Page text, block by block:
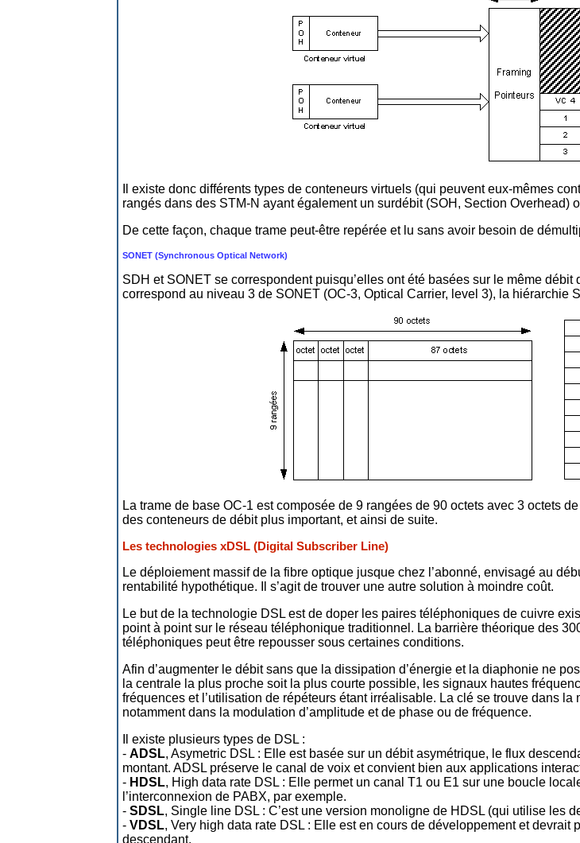
Il existe donc différents types de conteneurs virtuels (qui peuvent eux-mêmes
rangés dans des STM-N ayant également un surdébit (SOH, Section Overhead)
De cette façon, chaque trame peut-être repérée et lu sans avoir besoin de
SONET (Synchronous Optical Network)
SDH et SONET se correspondent puisqu’elles ont été basées sur le même
correspond au niveau 3 de SONET (OC-3, Optical Carrier, level 3), la hiérarchie
La trame de base OC-1 est composée de 9 rangées de 90 octets avec 3 octets
des conteneurs de débit plus important, et ainsi de suite.
Les technologies xDSL (Digital Subscriber Line)
Le déploiement massif de la fibre optique jusque chez l’abonné, envisagé au
rentabilité hypothétique. Il s’agit de trouver une autre solution à moindre coût.
Le but de la technologie DSL est de doper les paires téléphoniques de cuivre
point à point sur le réseau téléphonique traditionnel. La barrière théorique des
téléphoniques peut être repousser sous certaines conditions.
Afin d’augmenter le débit sans que la dissipation d’énergie et la diaphonie ne
la centrale la plus proche soit la plus courte possible, les signaux hautes
fréquences et l’utilisation de répéteurs étant irréalisable. La clé se trouve dans
notamment dans la modulation d’amplitude et de phase ou de fréquence.
Il existe plusieurs types de DSL :
- ADSL, Asymetric DSL : Elle est basée sur un débit asymétrique, le flux
montant. ADSL préserve le canal de voix et convient bien aux applications
- HDSL, High data rate DSL : Elle permet un canal T1 ou E1 sur une boucle
l’interconnexion de PABX, par exemple.
- SDSL, Single line DSL : C’est une version monoligne de HDSL (qui utilise les
- VDSL, Very high data rate DSL : Elle est en cours de développement et devrait
descendant.